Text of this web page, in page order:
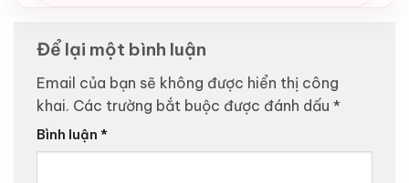
Để lại một bình luận
Email của bạn sẽ không được hiển thị công
khai. Các trường bắt buộc được đánh dấu *
Bình luận *